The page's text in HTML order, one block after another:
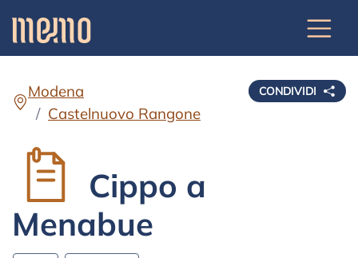
CONDIVIDI
Modena
Castelnuovo Rangone
Cippo a
Menabue